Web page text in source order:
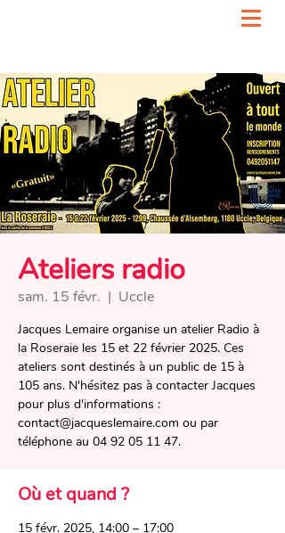
Ateliers radio
sam. 15 févr.
  |
Uccle
Jacques Lemaire organise un atelier Radio à
la Roseraie les 15 et 22 février 2025. Ces
ateliers sont destinés à un public de 15 à
105 ans. N'hésitez pas à contacter Jacques
pour plus d'informations :
contact@jacqueslemaire.com ou par
téléphone au 04 92 05 11 47.
Où et quand ?
15 févr. 2025, 14:00 – 17:00